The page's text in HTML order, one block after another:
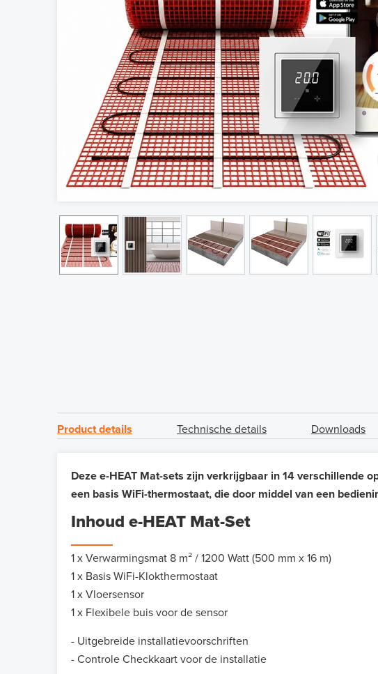
Product details Technische details Downloads
Deze e-HEAT Mat-sets zijn verkrijgbaar in 14 verschillende
een basis WiFi-thermostaat, die door middel van een
Inhoud e-HEAT Mat-Set
1 x Verwarmingsmat 8 m² / 1200 Watt (500 mm x 16 m)
1 x Basis WiFi-Klokthermostaat
1 x Vloersensor
1 x Flexibele buis voor de sensor
- Uitgebreide installatievoorschriften
- Controle Checkkaart voor de installatie